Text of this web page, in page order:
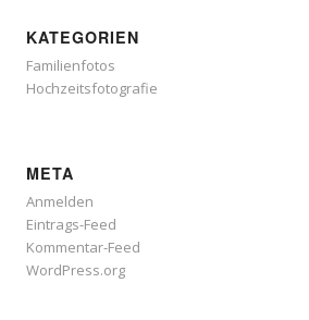
KATEGORIEN
Familienfotos
Hochzeitsfotografie
META
Anmelden
Eintrags-Feed
Kommentar-Feed
WordPress.org